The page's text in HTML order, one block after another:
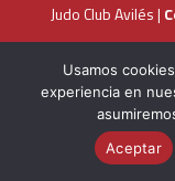
Judo Club Avilés |
Usamos
experiencia en
Aceptar